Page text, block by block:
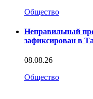
Общество
Неправильный
зафиксирован в
08.08.26
Общество